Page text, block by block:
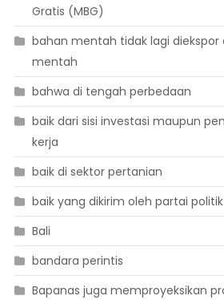
Gratis (MBG)
bahan mentah tidak lagi
mentah
bahwa di tengah perbedaan
baik dari sisi investasi maupun
kerja
baik di sektor pertanian
baik yang dikirim oleh partai politik
Bali
bandara perintis
Bapanas juga memproyeksikan